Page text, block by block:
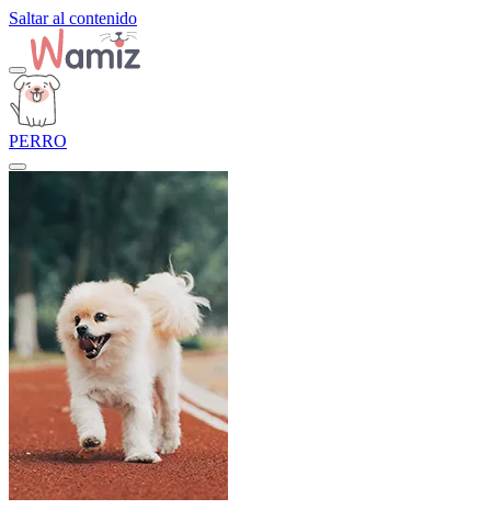
Saltar al contenido
PERRO